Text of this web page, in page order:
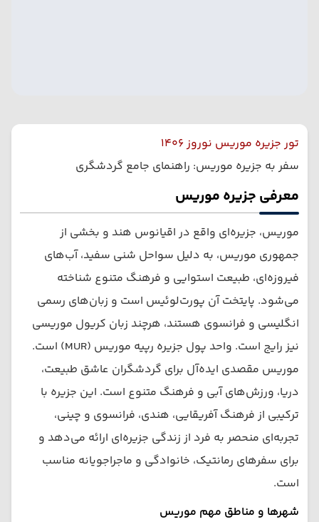
تور جزیره موریس نوروز 1406
سفر به جزیره موریس: راهنمای جامع گردشگری
معرفی جزیره موریس
موریس، جزیره‌ای واقع در اقیانوس هند و بخشی از
جمهوری موریس، به دلیل سواحل شنی سفید، آب‌های
فیروزه‌ای، طبیعت استوایی و فرهنگ متنوع شناخته
می‌شود. پایتخت آن پورت‌لوئیس است و زبان‌های رسمی
انگلیسی و فرانسوی هستند، هرچند زبان کریول موریسی
نیز رایج است. واحد پول جزیره رپیه موریس (MUR) است.
موریس مقصدی ایده‌آل برای گردشگران عاشق طبیعت،
دریا، ورزش‌های آبی و فرهنگ متنوع است. این جزیره با
ترکیبی از فرهنگ آفریقایی، هندی، فرانسوی و چینی،
تجربه‌ای منحصر به فرد از زندگی جزیره‌ای ارائه می‌دهد و
برای سفرهای رمانتیک، خانوادگی و ماجراجویانه مناسب
است.
شهرها و مناطق مهم موریس